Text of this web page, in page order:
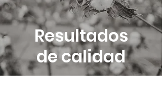
Resultados
de calidad